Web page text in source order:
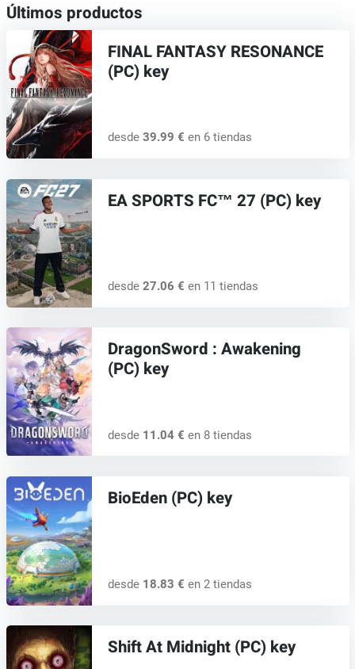
Últimos productos
FINAL FANTASY RESONANCE
(PC) key
desde 39.99 € en 6 tiendas
EA SPORTS FC™ 27 (PC) key
desde 27.06 € en 11 tiendas
DragonSword : Awakening
(PC) key
desde 11.04 € en 8 tiendas
BioEden (PC) key
desde 18.83 € en 2 tiendas
Shift At Midnight (PC) key